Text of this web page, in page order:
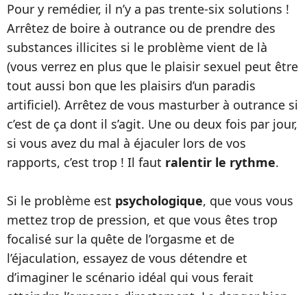
Pour y remédier, il n’y a pas trente-six solutions !
Arrêtez de boire à outrance ou de prendre des
substances illicites si le problème vient de là
(vous verrez en plus que le plaisir sexuel peut être
tout aussi bon que les plaisirs d’un paradis
artificiel). Arrêtez de vous masturber à outrance si
c’est de ça dont il s’agit. Une ou deux fois par jour,
si vous avez du mal à éjaculer lors de vos
rapports, c’est trop ! Il faut ralentir le rythme.
Si le problème est psychologique, que vous vous
mettez trop de pression, et que vous êtes trop
focalisé sur la quête de l’orgasme et de
l’éjaculation, essayez de vous détendre et
d’imaginer le scénario idéal qui vous ferait